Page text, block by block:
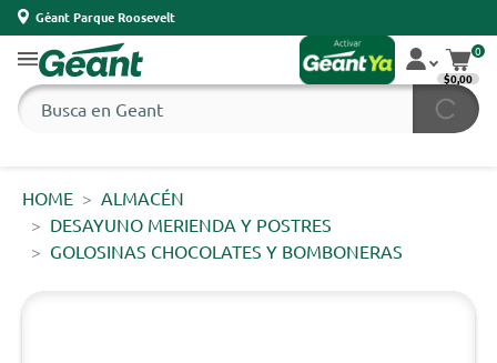
Géant Parque Roosevelt
0
$0,00
HOME
ALMACÉN
DESAYUNO MERIENDA Y POSTRES
GOLOSINAS CHOCOLATES Y BOMBONERAS